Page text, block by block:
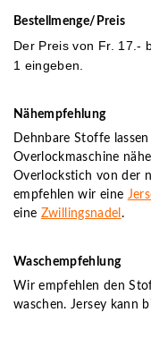
Bestellmenge/Preis
Der Preis von Fr. 17 .-
1 eingeben.
Nähempfehlung
Dehnbare Stoffe
Overlockmaschine
Overlockstich von der
empfehlen wir eine
eine Zwillingsnadel .
Waschempfehlung
Wir empfehlen den
waschen. Jersey kann